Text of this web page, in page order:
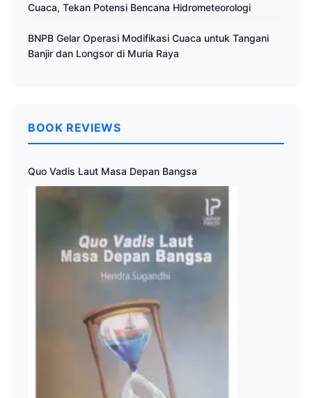
Cuaca, Tekan Potensi Bencana Hidrometeorologi
BNPB Gelar Operasi Modifikasi Cuaca untuk Tangani
Banjir dan Longsor di Muria Raya
BOOK REVIEWS
Quo Vadis Laut Masa Depan Bangsa